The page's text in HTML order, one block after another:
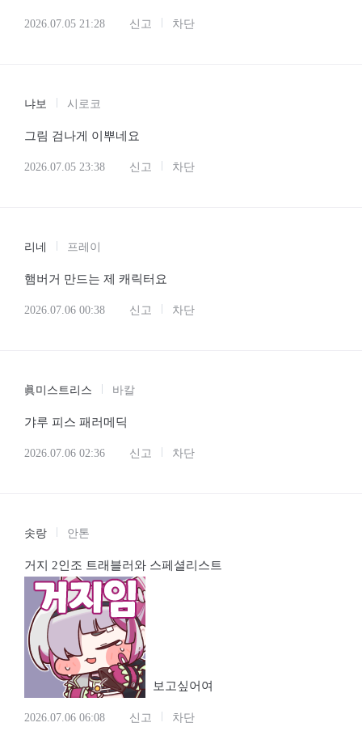
2026.07.05 21:28 신고 차단
냐보 시로코
그림 검나게 이뿌네요
2026.07.05 23:38 신고 차단
리네 프레이
햄버거 만드는 제 캐릭터요
2026.07.06 00:38 신고 차단
眞미스트리스 바칼
갸루 피스 패러메딕
2026.07.06 02:36 신고 차단
솟랑 안톤
거지 2인조 트래블러와 스페셜리스트
보고싶어여
2026.07.06 06:08 신고 차단